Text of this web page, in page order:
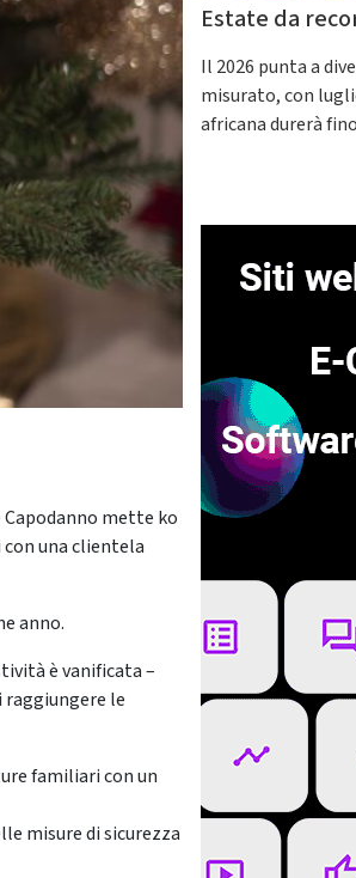
mette ko
una clientela
anno.
è vanificata –
le
familiari con un
misure di sicurezza
Estate da
Il 2026 punta a
misurato, con
africana durerà